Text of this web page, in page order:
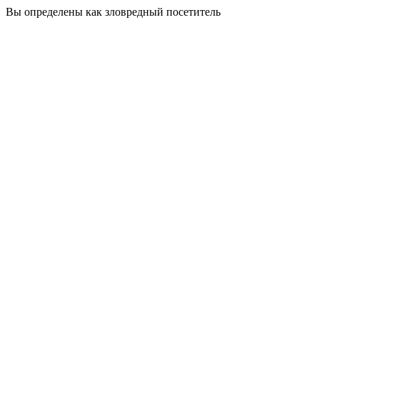
Вы определены как зловредный посетитель